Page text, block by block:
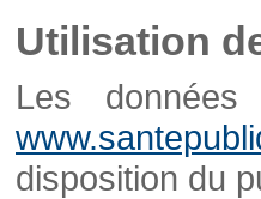
Utilisation
Les
disposition du